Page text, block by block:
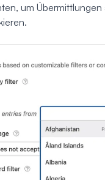
um Übermittlungen